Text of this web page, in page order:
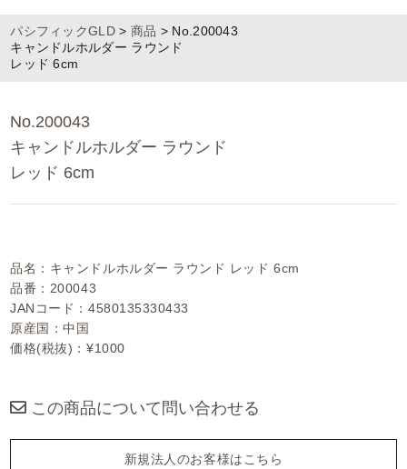
パシフィックGLD> 商品 > No.200043
キャンドルホルダー ラウンド
レッド 6cm
No.200043
キャンドルホルダー ラウンド
レッド 6cm
品名：キャンドルホルダー ラウンド レッド 6cm
品番：200043
JANコード：4580135330433
原産国：中国
価格(税抜)：¥1000
この商品について問い合わせる
新規法人のお客様はこちら